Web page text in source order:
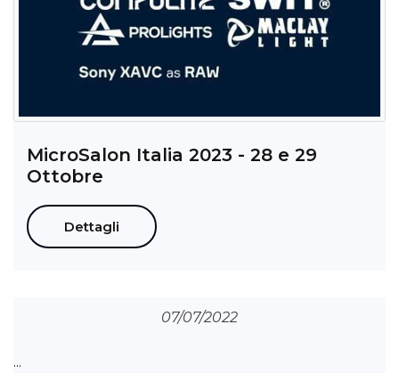
MicroSalon Italia 2023 - 28 e 29
Ottobre
Dettagli
07/07/2022
...